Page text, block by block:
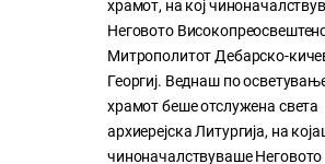
храмот, на кој
Неговото
Митрополитот Дебарско-
Георгиј. Веднаш по
храмот беше отслужена света
архиерејска Литургија, на
чиноначалствуваше Неговото